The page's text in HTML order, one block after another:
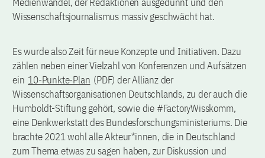
Wissenschaftsjournalismus massiv geschwächt hat.
Es wurde also Zeit für neue Konzepte und Initiativen. Dazu
zählen neben einer Vielzahl von Konferenzen und Aufsätzen
ein 10-Punkte-Plan (PDF) der Allianz der
Wissenschaftsorganisationen Deutschlands, zu der auch die
Humboldt-Stiftung gehört, sowie die #FactoryWisskomm,
eine Denkwerkstatt des Bundesforschungsministeriums. Die
brachte 2021 wohl alle Akteur*innen, die in Deutschland
zum Thema etwas zu sagen haben, zur Diskussion und